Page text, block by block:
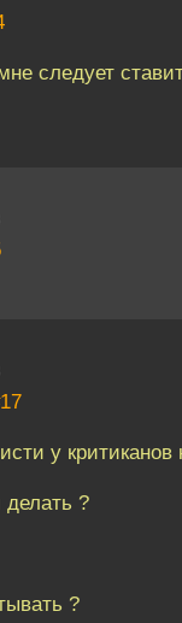
следует
у критиканов
?
?